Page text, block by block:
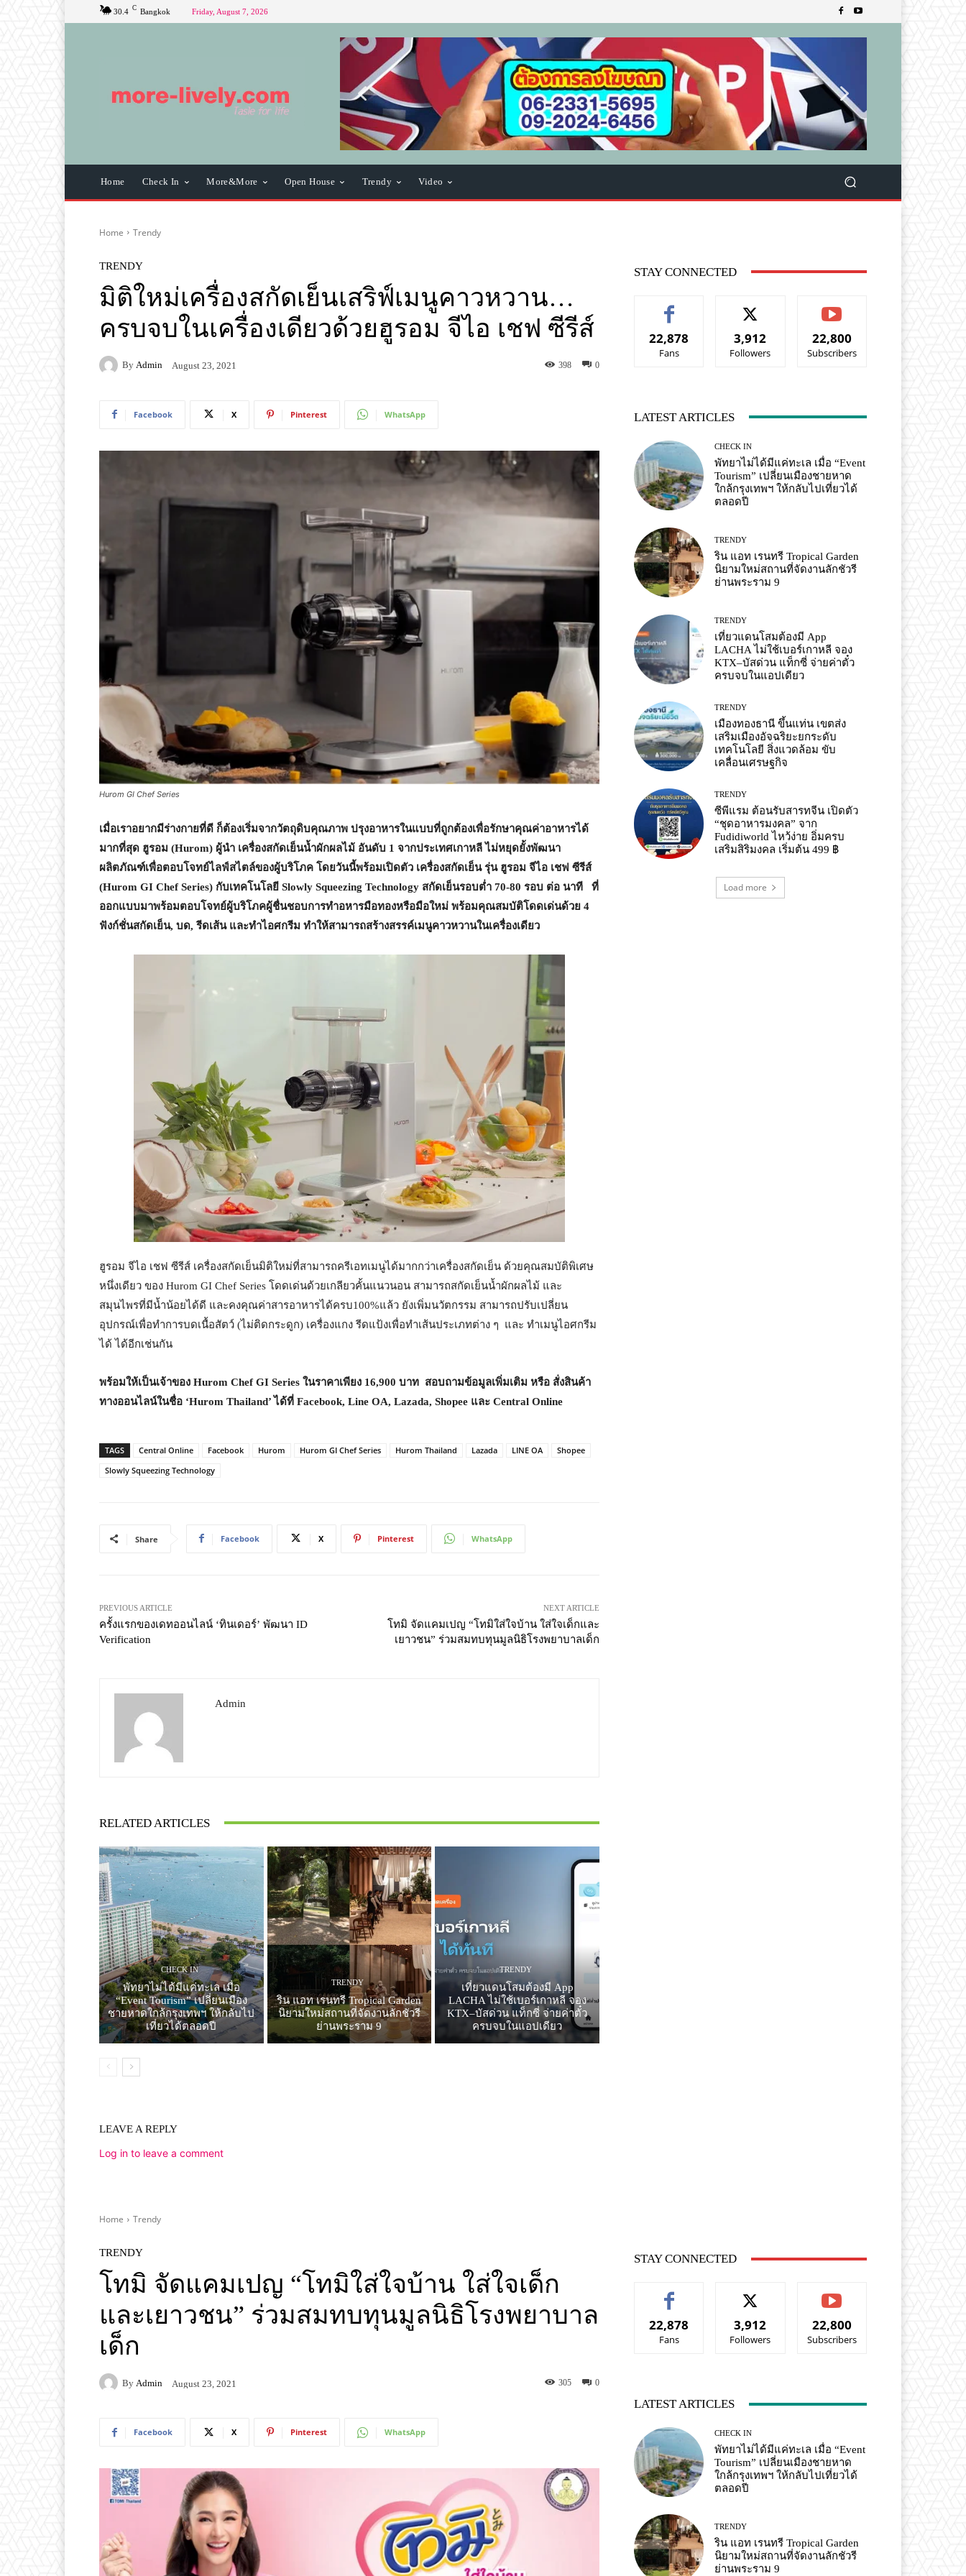
30.4 C Bangkok Friday, August 7, 2026
Home Check In More&More Open House Trendy Video
Home Trendy
TRENDY
มิติใหม่เครื่องสกัดเย็นเสริฟ์เมนูคาวหวาน…
ครบจบในเครื่องเดียวด้วยฮูรอม จีไอ เชฟ ซีรีส์
By Admin August 23, 2021 0
398
Facebook X Pinterest WhatsApp
Hurom GI Chef Series
เมื่อเราอยากมีร่างกายที่ดี ก็ต้องเริ่มจากวัตถุดิบคุณภาพ ปรุงอาหารในแบบที่ถูกต้องเพื่อรักษาคุณค่าอาหารได้
มากที่สุด ฮูรอม (Hurom) ผู้นำ เครื่องสกัดเย็นน้ำผักผลไม้ อันดับ 1 จากประเทศเกาหลี ไม่หยุดยั้งพัฒนา
ผลิตภัณฑ์เพื่อตอบโจทย์ไลฟ์สไตล์ของผู้บริโภค โดยวันนี้พร้อมเปิดตัว เครื่องสกัดเย็น รุ่น ฮูรอม จีไอ เชฟ ซีรีส์
(Hurom GI Chef Series) กับเทคโนโลยี Slowly Squeezing Technology สกัดเย็นรอบต่ำ 70-80 รอบ ต่อ นาที ที่
ออกแบบมาพร้อมตอบโจทย์ผู้บริโภคผู้ชื่นชอบการทำอหารมือทองหรือมือใหม่ พร้อมคุณสมบัติโดดเด่นด้วย 4
ฟังก์ชั่นสกัดเย็น, บด, รีดเส้น และทำไอศกรีม ทำให้สามารถสร้างสรรค์เมนูคาวหวานในเครื่องเดียว
ฮูรอม จีไอ เชฟ ซีรีส์ เครื่องสกัดเย็นมิติใหม่ที่สามารถครีเอทเมนูได้มากกว่าเครื่องสกัดเย็น ด้วยคุณสมบัติพิเศษ
หนึ่งเดียว ของ Hurom GI Chef Series โดดเด่นด้วยเกลียวคั้นแนวนอน สามารถสกัดเย็นน้ำผักผลไม้ และ
สมุนไพรที่มีน้ำน้อยได้ดี และคงคุณค่าสารอาหารได้ครบ100%แล้ว ยังเพิ่มนวัตกรรม สามารถปรับเปลี่ยน
อุปกรณ์เพื่อทำการบดเนื้อสัตว์ (ไม่ติดกระดูก) เครื่องแกง รีดแป้งเพื่อทำเส้นประเภทต่าง ๆ และ ทำเมนูไอศกรีม
ได้ ได้อีกเช่นกัน
พร้อมให้เป็นเจ้าของ Hurom Chef GI Series ในราคาเพียง 16,900 บาท สอบถามข้อมูลเพิ่มเติม หรือ สั่งสินค้า
ทางออนไลน์ในชื่อ ‘Hurom Thailand’ได้ที่ Facebook, Line OA, Lazada, Shopee และ Central Online
TAGS Central Online Facebook Hurom Hurom GI Chef Series Hurom Thailand Lazada LINE OA
Shopee
Slowly Squeezing Technology
Share Facebook X Pinterest WhatsApp
PREVIOUS ARTICLE
ครั้งแรกของเดทออนไลน์ ‘ทินเดอร์’ พัฒนา ID
Verification
NEXT ARTICLE
โทมิ จัดแคมเปญ “โทมิใส่ใจบ้าน ใส่ใจเด็กและ
เยาวชน” ร่วมสมทบทุนมูลนิธิโรงพยาบาลเด็ก
Admin
RELATED ARTICLES
CHECK IN
พัทยาไม่ได้มีแค่ทะเล เมื่อ
“Event Tourism” เปลี่ยนเมือง
ชายหาดใกล้กรุงเทพฯ ให้กลับไป
เที่ยวได้ตลอดปี
TRENDY
ริน แอท เรนทรี Tropical Garden
นิยามใหม่สถานที่จัดงานลักชัวรี
ย่านพระราม 9
TRENDY
เที่ยวแดนโสมต้องมี App
LACHA ไม่ใช้เบอร์เกาหลี จอง
KTX–บัสด่วน แท็กซี่ จ่ายค่าตั๋ว
ครบจบในแอปเดียว
LEAVE A REPLY
Log in to leave a comment
STAY CONNECTED
22,878
Fans
3,912
Followers
22,800
Subscribers
LATEST ARTICLES
CHECK IN
พัทยาไม่ได้มีแค่ทะเล เมื่อ “Event
Tourism” เปลี่ยนเมืองชายหาด
ใกล้กรุงเทพฯ ให้กลับไปเที่ยวได้
ตลอดปี
TRENDY
ริน แอท เรนทรี Tropical Garden
นิยามใหม่สถานที่จัดงานลักชัวรี
ย่านพระราม 9
TRENDY
เที่ยวแดนโสมต้องมี App
LACHA ไม่ใช้เบอร์เกาหลี จอง
KTX–บัสด่วน แท็กซี่ จ่ายค่าตั๋ว
ครบจบในแอปเดียว
TRENDY
เมืองทองธานี ขึ้นแท่น เขตส่ง
เสริมเมืองอัจฉริยะยกระดับ
เทคโนโลยี สิ่งแวดล้อม ขับ
เคลื่อนเศรษฐกิจ
TRENDY
ซีพีแรม ต้อนรับสารทจีน เปิดตัว
“ชุดอาหารมงคล” จาก
Fudidiworld ไหว้ง่าย อิ่มครบ
เสริมสิริมงคล เริ่มต้น 499 ฿
Load more